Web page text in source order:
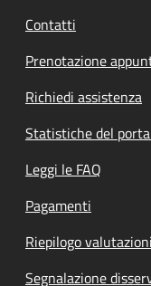
Contatti
Prenotazione
Richiedi assistenza
Statistiche del
Leggi le FAQ
Pagamenti
Riepilogo valutazioni
Segnalazione